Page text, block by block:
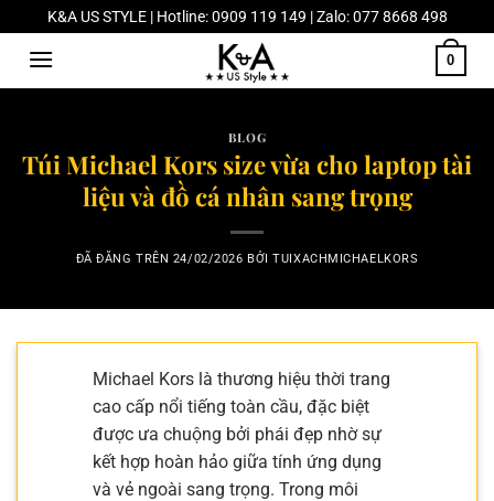
Chuyển
đến
dung
K&A US STYLE | Hotline: 0909 119 149 | Zalo: 077 8668 498
0
BLOG
Túi Michael Kors size vừa cho laptop tài
liệu và đồ cá nhân sang trọng
ĐÃ ĐĂNG TRÊN 24/02/2026 BỞITUIXACHMICHAELKORS
Michael Kors là thương hiệu thời trang
cao cấp nổi tiếng toàn cầu, đặc biệt
được ưa chuộng bởi phái đẹp nhờ sự
kết hợp hoàn hảo giữa tính ứng dụng
và vẻ ngoài sang trọng. Trong môi